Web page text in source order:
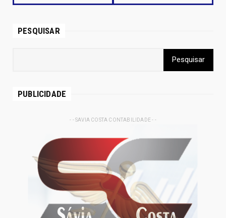
PESQUISAR
PUBLICIDADE
- - SAVIA COSTA CONTABILIDADE - -